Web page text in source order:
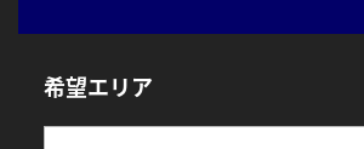
希望エリア